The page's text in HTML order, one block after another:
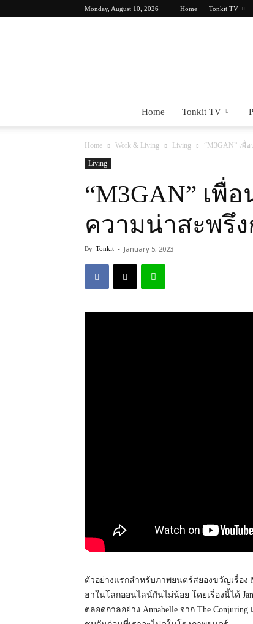
Monday, August 10, 2026 Home Tonkit TV
Home Tonkit TV
Home Work & Living Living “M3GAN” เ
Living
“M3GAN” เ
ความน่าสะพรึ
By Tonkit - January 5, 2023
ตัวอย่างแรกสำหรับภาพยนตร์สยองขวัญเรื่อง
ฮาในโลกออนไลน์กันไม่น้อย โดยเรื่องนี้ได้
ตลอดกาลอย่าง Annabelle จาก The